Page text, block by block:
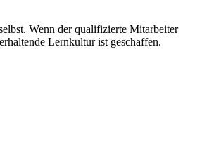
Wenn der qualifizierte Mitarbeiter
Lernkultur ist geschaffen.